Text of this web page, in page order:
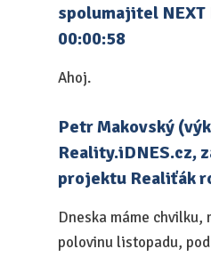
spolumajitel NEXT
00:00:58
Ahoj.
Petr Makovský
Reality.iDNES.cz,
projektu Realiťák
Dneska máme chvilku,
polovinu listopadu,